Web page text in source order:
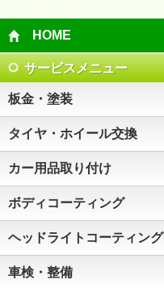
HOME
サービスメニュー
板金・塗装
タイヤ・ホイール交換
カー用品取り付け
ボディコーティング
ヘッドライトコーティング
車検・整備